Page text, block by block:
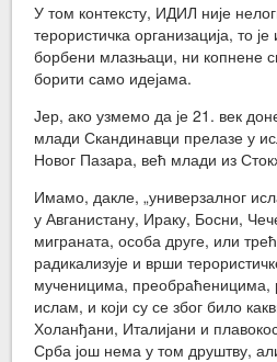
У том контексту, ИДИЛ није
терористичка организација, то
борбени млазњаци, ни копнене
борити само идејама.
Јер, ако узмемо да је 21. век
млади Скандинавци прелазе у
Новог Пазара, већ млади из
Имамо, дакле, „универзалног
у Авганистану, Ираку, Босни,
миграната, особа друге, или
радикализује и врши
мученицима,
ислам, и који су се због било
Холанђани, Италијани и
Срба још нема у том друштву,